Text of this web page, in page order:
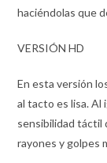
haciéndolas que
VERSIÓN HD
En esta versión
al tacto es lisa. Al
sensibilidad táctil
rayones y golpes